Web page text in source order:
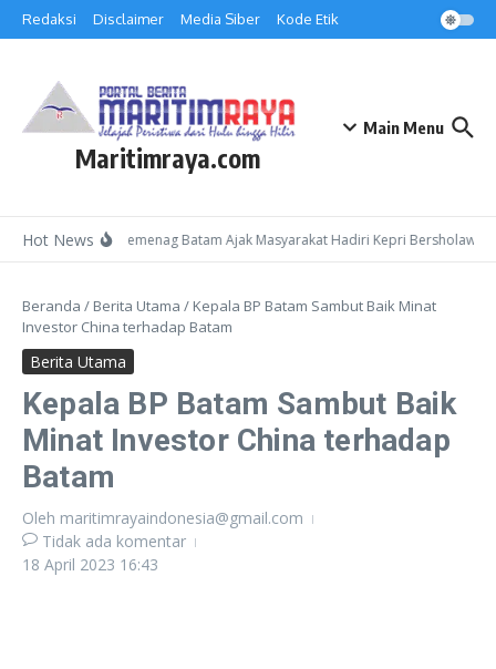
Lewati ke konten
Redaksi Disclaimer Media Siber Kode Etik
Maritimraya.com
Main Menu
Hot NewsKepala Kemenag Batam Ajak Masyarakat Hadiri Kepri Bersholawat
Beranda / Berita Utama / Kepala BP Batam Sambut Baik Minat
Investor China terhadap Batam
Berita Utama
Kepala BP Batam Sambut Baik
Minat Investor China terhadap
Batam
Oleh maritimrayaindonesia@gmail.com
Tidak ada komentar
18 April 2023 16:43